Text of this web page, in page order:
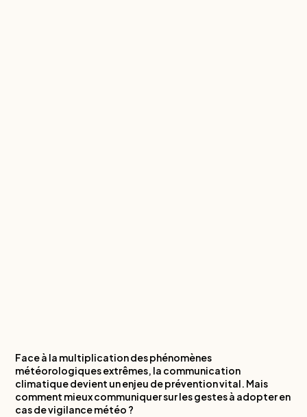
Face à la multiplication des phénomènes
météorologiques extrêmes, la communication
climatique devient un enjeu de prévention vital. Mais
comment mieux communiquer sur les gestes à adopter en
cas de vigilance météo ?